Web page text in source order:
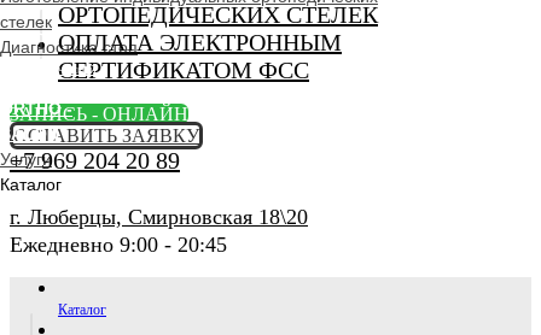
ОРТОПЕДИЧЕСКИХ СТЕЛЕК
ОПЛАТА ЭЛЕКТРОННЫМ
СЕРТИФИКАТОМ ФСС
ЗАПИСЬ - ОНЛАЙН
ОСТАВИТЬ ЗАЯВКУ
+7 969 204 20 89
г. Люберцы, Смирновская 18\20
Ежедневно 9:00 - 20:45
Каталог
стелек
Диагностика стоп
Ортопедический
ORTHO -
SALON
Услуги
Каталог